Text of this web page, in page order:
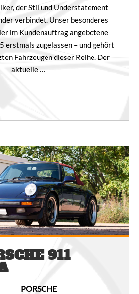
der Stil und Understatement
verbindet. Unser besonderes
im Kundenauftrag angebotene
erstmals zugelassen – und gehört
Fahrzeugen dieser Reihe. Der
aktuelle …
911
PORSCHE